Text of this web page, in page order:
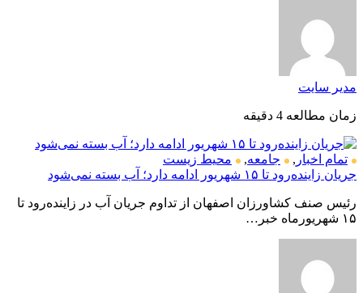
مدیر سایت
زمان مطالعه 4 دقیقه
تمام اخبار , جامعه,
محیط زیست
جریان زاینده‌رود تا ۱۵ شهریور ادامه دارد؛ آب بسته نمی‌شود
رئیس صنف کشاورزان اصفهان از تداوم جریان آب در زاینده‌رود تا
۱۵ شهریورماه خبر…